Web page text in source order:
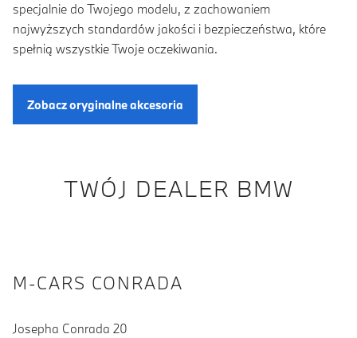
specjalnie do Twojego modelu, z zachowaniem
najwyższych standardów jakości i bezpieczeństwa, które
spełnią wszystkie Twoje oczekiwania.
Zobacz oryginalne akcesoria
TWÓJ DEALER BMW
M-CARS CONRADA
Josepha Conrada 20